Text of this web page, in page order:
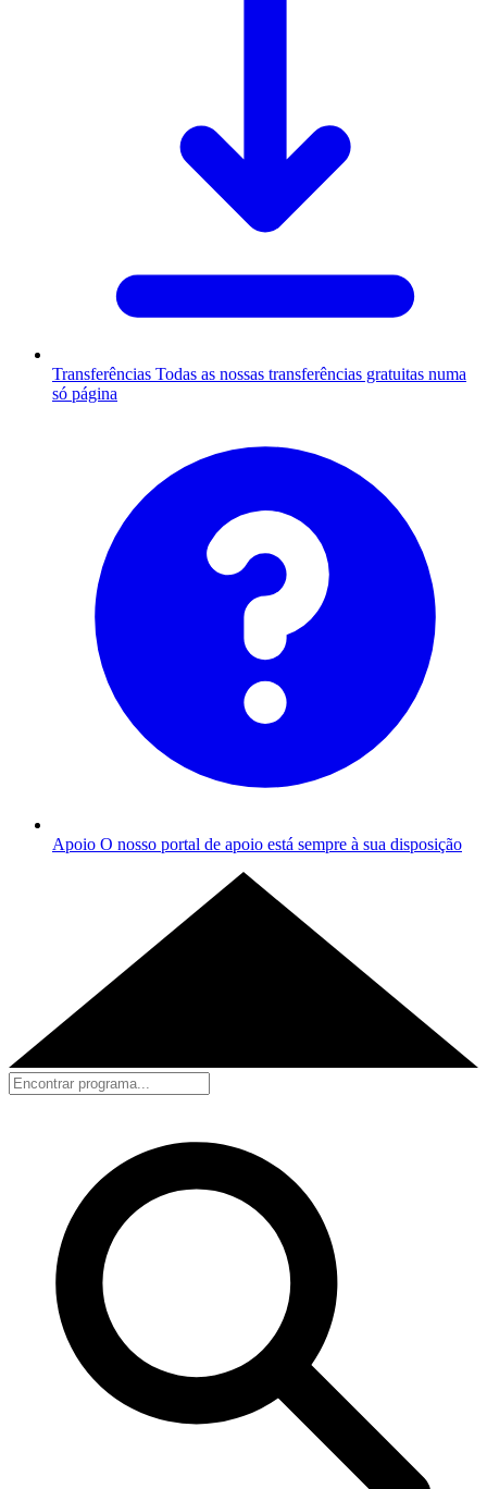
Transferências Todas as nossas transferências gratuitas numa
só página
Apoio O nosso portal de apoio está sempre à sua disposição